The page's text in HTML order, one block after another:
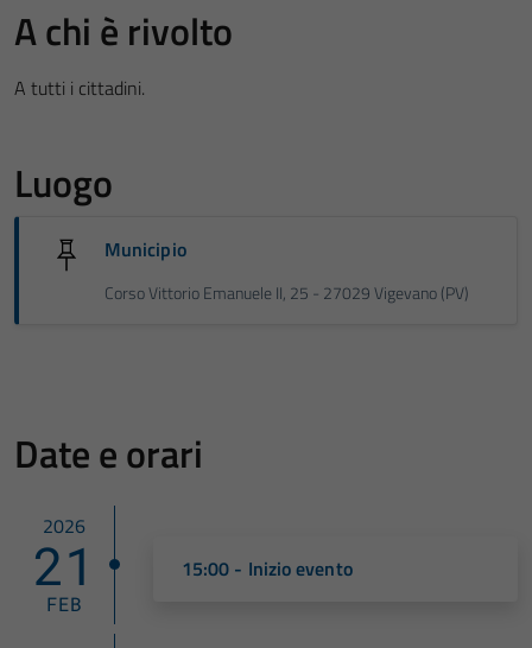
A chi è rivolto
A tutti i cittadini.
Luogo
Municipio
Corso Vittorio Emanuele II, 25 - 27029 Vigevano (PV)
Date e orari
2026
21
FEB
15:00 - Inizio evento